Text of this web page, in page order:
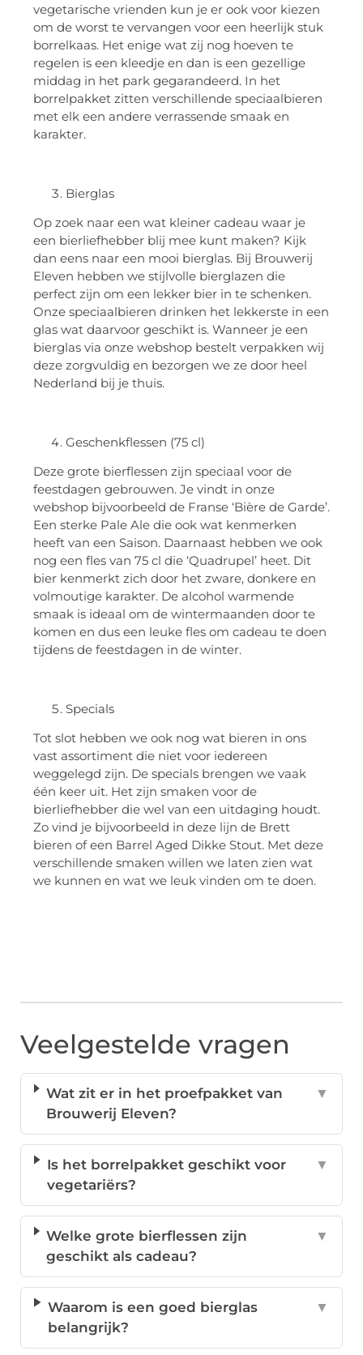
vegetarische vrienden kun je er ook voor kiezen
om de worst te vervangen voor een heerlijk stuk
borrelkaas. Het enige wat zij nog hoeven te
regelen is een kleedje en dan is een gezellige
middag in het park gegarandeerd. In het
borrelpakket zitten verschillende speciaalbieren
met elk een andere verrassende smaak en
karakter.
Bierglas
Op zoek naar een wat kleiner cadeau waar je
een bierliefhebber blij mee kunt maken? Kijk
dan eens naar een mooi bierglas. Bij Brouwerij
Eleven hebben we stijlvolle bierglazen die
perfect zijn om een lekker bier in te schenken.
Onze speciaalbieren drinken het lekkerste in een
glas wat daarvoor geschikt is. Wanneer je een
bierglas via onze webshop bestelt verpakken wij
deze zorgvuldig en bezorgen we ze door heel
Nederland bij je thuis.
Geschenkflessen (75 cl)
Deze grote bierflessen zijn speciaal voor de
feestdagen gebrouwen. Je vindt in onze
webshop bijvoorbeeld de Franse ‘Bière de Garde’.
Een sterke Pale Ale die ook wat kenmerken
heeft van een Saison. Daarnaast hebben we ook
nog een fles van 75 cl die ‘Quadrupel’ heet. Dit
bier kenmerkt zich door het zware, donkere en
volmoutige karakter. De alcohol warmende
smaak is ideaal om de wintermaanden door te
komen en dus een leuke fles om cadeau te doen
tijdens de feestdagen in de winter.
Specials
Tot slot hebben we ook nog wat bieren in ons
vast assortiment die niet voor iedereen
weggelegd zijn. De specials brengen we vaak
één keer uit. Het zijn smaken voor de
bierliefhebber die wel van een uitdaging houdt.
Zo vind je bijvoorbeeld in deze lijn de Brett
bieren of een Barrel Aged Dikke Stout. Met deze
verschillende smaken willen we laten zien wat
we kunnen en wat we leuk vinden om te doen.
Veelgestelde vragen
Wat zit er in het proefpakket van
Brouwerij Eleven?
▼
Is het borrelpakket geschikt voor
vegetariërs?
▼
Welke grote bierflessen zijn
geschikt als cadeau?
▼
Waarom is een goed bierglas
belangrijk?
▼